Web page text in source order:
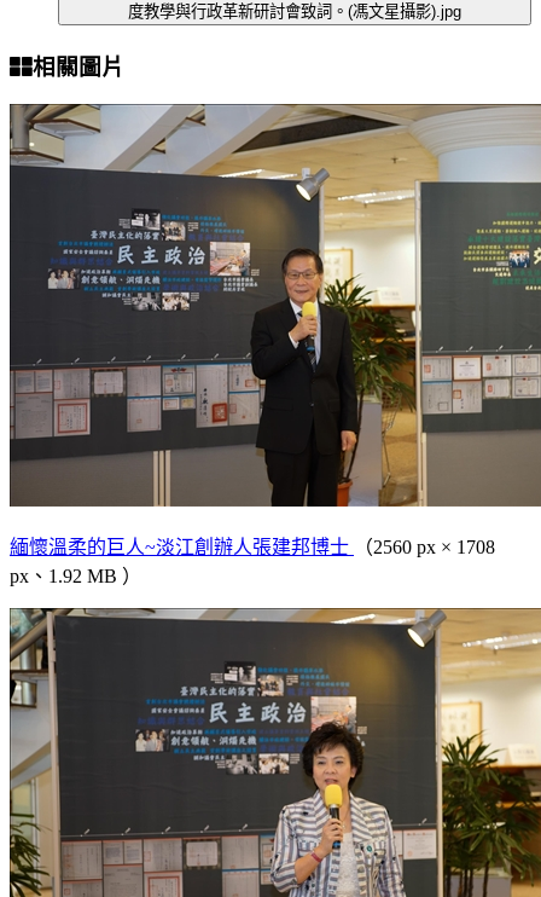
度教學與行政革新研討會致詞。(馮文星攝影).jpg
相關圖片
緬懷溫柔的巨人~淡江創辦人張建邦博士
（2560 px × 1708
px、1.92 MB ）